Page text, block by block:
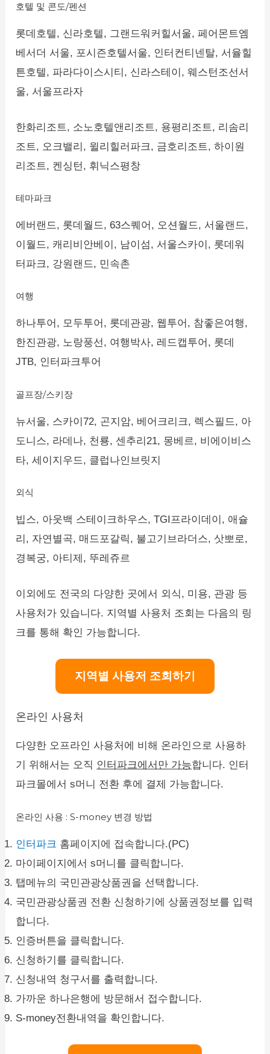
호텔 및 콘도/펜션
롯데호텔, 신라호텔, 그랜드워커힐서울, 페어몬트엠
베서더 서울, 포시즌호텔서울, 인터컨티넨탈, 서율힐
튼호텔, 파라다이스시티, 신라스테이, 웨스턴조선서
울, 서울프라자
한화리조트, 소노호텔앤리조트, 용평리조트, 리솜리
조트, 오크밸리, 윌리힐러파크, 금호리조트, 하이원
리조트, 켄싱턴, 휘닉스평창
테마파크
에버랜드, 롯데월드, 63스퀘어, 오션월드, 서울랜드,
이월드, 캐리비안베이, 남이섬, 서울스카이, 롯데워
터파크, 강원랜드, 민속촌
여행
하나투어, 모두투어, 롯데관광, 웹투어, 참좋은여행,
한진관광, 노랑풍선, 여행박사, 레드캡투어, 롯데
JTB, 인터파크투어
골프장/스키장
뉴서울, 스카이72, 곤지암, 베어크리크, 렉스필드, 아
도니스, 라데나, 천룡, 센추리21, 몽베르, 비에이비스
타, 세이지우드, 클럽나인브릿지
외식
빕스, 아웃백 스테이크하우스, TGI프라이데이, 애슐
리, 자연별곡, 매드포갈릭, 불고기브라더스, 삿뽀로,
경복궁, 아티제, 뚜레쥬르
이외에도 전국의 다양한 곳에서 외식, 미용, 관광 등
사용처가 있습니다. 지역별 사용처 조회는 다음의 링
크를 통해 확인 가능합니다.
지역별 사용저 조회하기
온라인 사용처
다양한 오프라인 사용처에 비해 온라인으로 사용하
기 위해서는 오직 인터파크에서만 가능합니다. 인터
파크몰에서 s머니 전환 후에 결제 가능합니다.
온라인 사용 : S-money 변경 방법
인터파크 홈페이지에 접속합니다.(PC)
마이페이지에서 s머니를 클릭합니다.
탭메뉴의 국민관광상품권을 선택합니다.
국민관광상품권 전환 신청하기에 상품권정보를 입력
합니다.
인증버튼을 클릭합니다.
신청하기를 클릭합니다.
신청내역 청구서를 출력합니다.
가까운 하나은행에 방문해서 접수합니다.
S-money전환내역을 확인합니다.